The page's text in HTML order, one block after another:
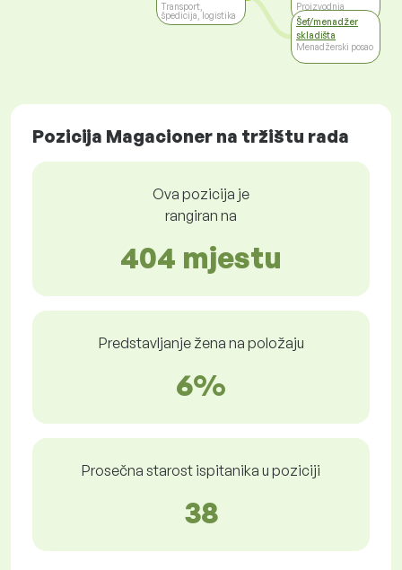
Transport,
špedicija, logistika
Proizvodnja
Šef/menadžer
skladišta
Menadžerski posao
Pozicija Magacioner na tržištu rada
Ova pozicija je
rangiran na
404 mjestu
Predstavljanje žena na položaju
6%
Prosečna starost ispitanika u poziciji
38